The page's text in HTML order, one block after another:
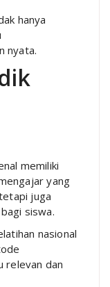
hanya
nyata.
memiliki
yang
juga
siswa.
nasional
relevan dan